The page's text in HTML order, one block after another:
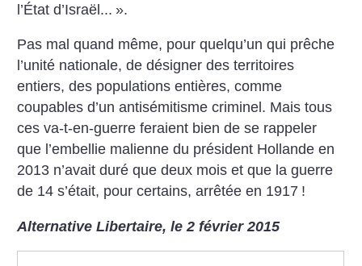
l’État d’Israël... ».
Pas mal quand même, pour quelqu’un qui prêche
l’unité nationale, de désigner des territoires
entiers, des populations entières, comme
coupables d’un antisémitisme criminel. Mais tous
ces va-t-en-guerre feraient bien de se rappeler
que l’embellie malienne du président Hollande en
2013 n’avait duré que deux mois et que la guerre
de 14 s’était, pour certains, arrêtée en 1917 !
Alternative Libertaire, le 2 février 2015